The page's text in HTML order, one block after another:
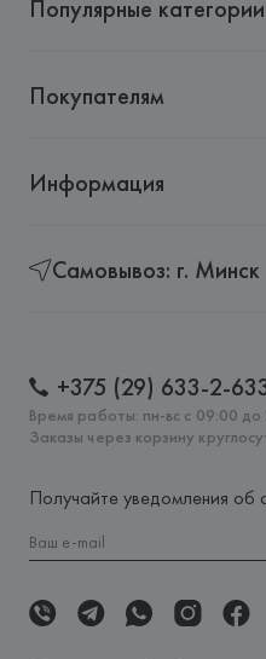
Популярные категории
Покупателям
Информация
Самовывоз: г. Минск
+375 (29) 633-2-
Время работы: пн-вс с 09:00 до
Заказы через корзину
Получайте уведомления об